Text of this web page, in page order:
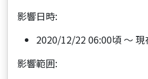
影響日時:
2020/12/22 06:00頃 ～ 現
影響範囲: